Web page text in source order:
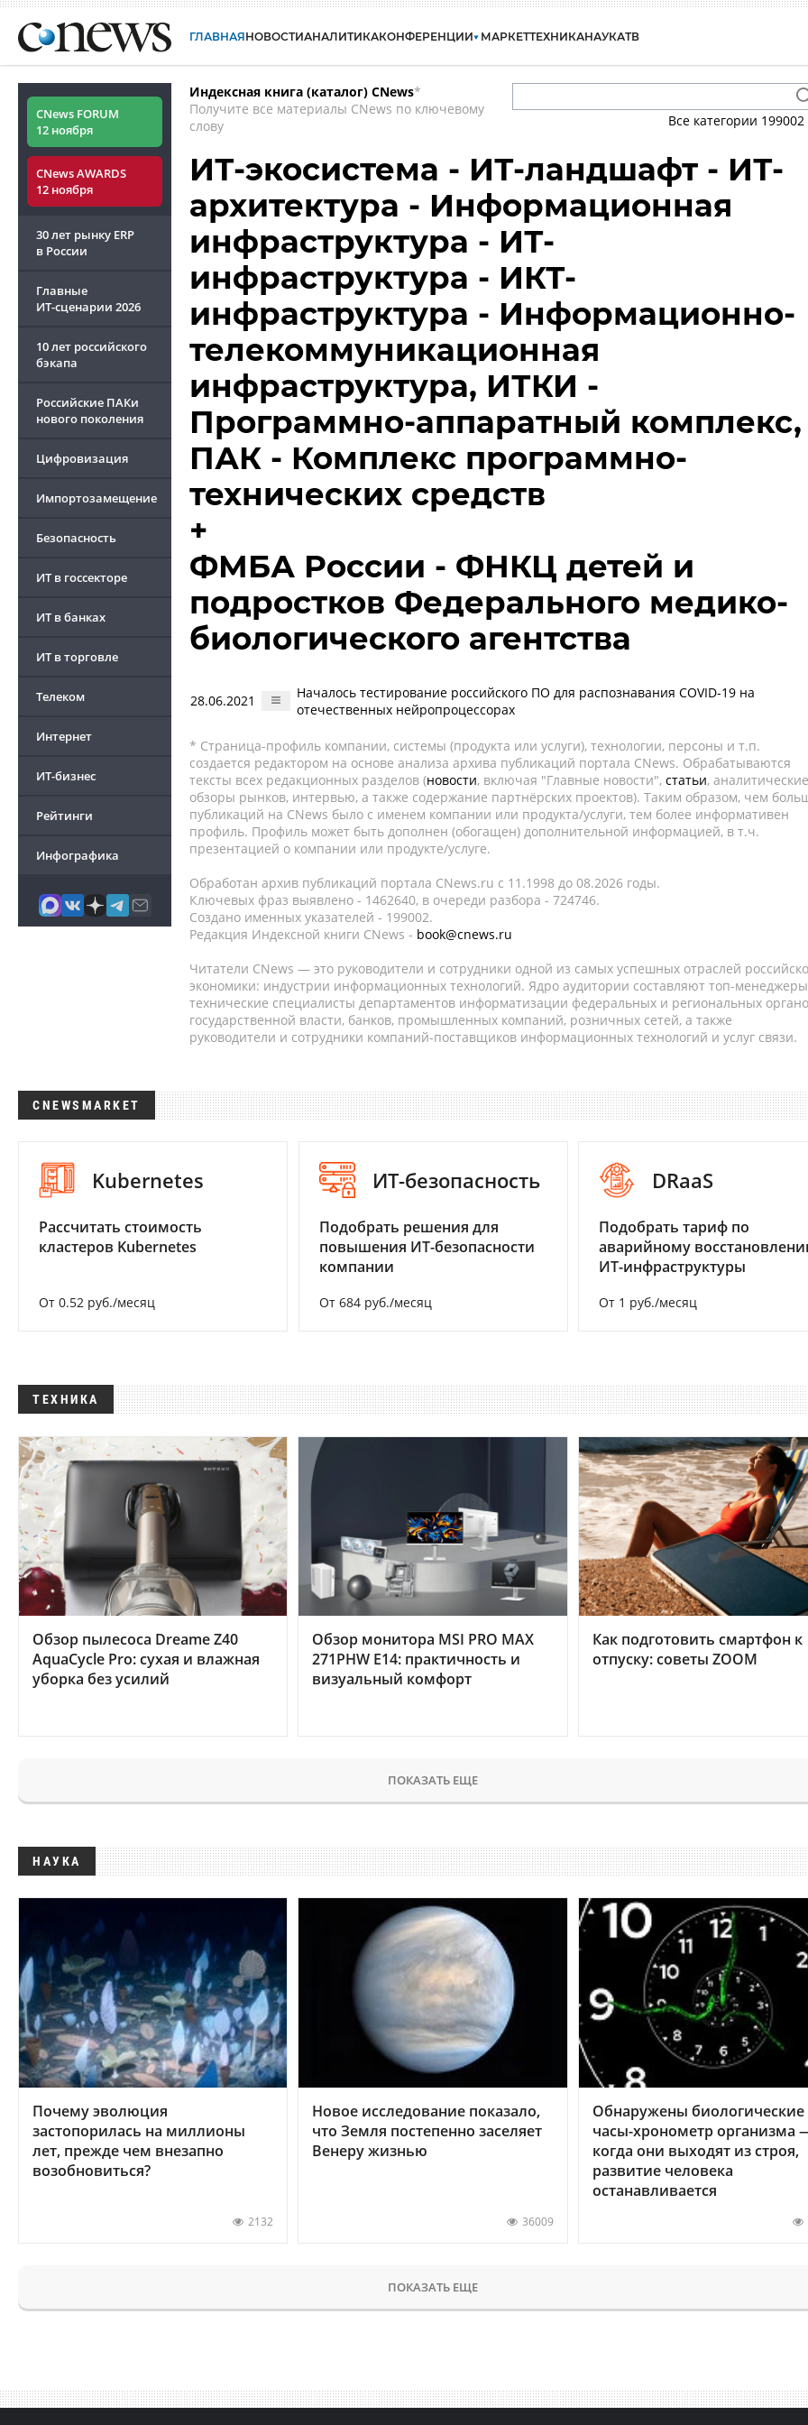
ГЛАВНАЯНОВОСТИАНАЛИТИКАКОНФЕРЕНЦИИ МАРКЕТТЕХНИКАНАУКАТВ
CNews FORUM
12 ноября
CNews AWARDS
12 ноября
30 лет рынку ERP
в России
Главные
ИТ-сценарии 2026
10 лет российского
бэкапа
Российские ПАКи
нового поколения
Цифровизация
Импортозамещение
Безопасность
ИТ в госсекторе
ИТ в банках
ИТ в торговле
Телеком
Интернет
ИТ-бизнес
Рейтинги
Инфографика
Индексная книга (каталог) CNews*
Получите все материалы CNews по ключевому
слову
Все категории 199002
ИТ-экосистема - ИТ-ландшафт - ИТ-
архитектура - Информационная
инфраструктура - ИТ-
инфраструктура - ИКТ-
инфраструктура - Информационно-
телекоммуникационная
инфраструктура, ИТКИ -
Программно-аппаратный комплекс,
ПАК - Комплекс программно-
технических средств
+
ФМБА России - ФНКЦ детей и
подростков Федерального медико-
биологического агентства
28.06.2021
Началось тестирование российского ПО для распознавания COVID-19 на
отечественных нейропроцессорах
* Страница-профиль компании, системы (продукта или услуги), технологии, персоны и т.п.
создается редактором на основе анализа архива публикаций портала CNews. Обрабатываются
тексты всех редакционных разделов (новости, включая "Главные новости", статьи, аналитические
обзоры рынков, интервью, а также содержание партнёрских проектов). Таким образом, чем
публикаций на CNews было с именем компании или продукта/услуги, тем более информативен
профиль. Профиль может быть дополнен (обогащен) дополнительной информацией, в т.ч.
презентацией о компании или продукте/услуге.
Обработан архив публикаций портала CNews.ru c 11.1998 до 08.2026 годы.
Ключевых фраз выявлено - 1462640, в очереди разбора - 724746.
Создано именных указателей - 199002.
Редакция Индексной книги CNews - book@cnews.ru
Читатели CNews — это руководители и сотрудники одной из самых успешных отраслей
экономики: индустрии информационных технологий. Ядро аудитории составляют топ-
технические специалисты департаментов информатизации федеральных и региональных
государственной власти, банков, промышленных компаний, розничных сетей, а также
руководители и сотрудники компаний-поставщиков информационных технологий и услуг связи.
CNEWSMARKET
Kubernetes
Рассчитать стоимость
кластеров Kubernetes
От 0.52 руб./месяц
ИТ-безопасность
Подобрать решения для
повышения ИТ-безопасности
компании
От 684 руб./месяц
DRaaS
Подобрать тариф по
аварийному
ИТ-инфраструктуры
От 1 руб./месяц
ТЕХНИКА
Обзор пылесоса Dreame Z40
AquaCycle Pro: сухая и влажная
уборка без усилий
Обзор монитора MSI PRO MAX
271PHW E14: практичность и
визуальный комфорт
Как подготовить смартфон к
отпуску: советы ZOOM
ПОКАЗАТЬ ЕЩЕ
НАУКА
Почему эволюция
застопорилась на миллионы
лет, прежде чем внезапно
возобновиться?
2132
Новое исследование показало,
что Земля постепенно заселяет
Венеру жизнью
36009
Обнаружены биологические
часы-хронометр организма
когда они выходят из строя,
развитие человека
останавливается
ПОКАЗАТЬ ЕЩЕ